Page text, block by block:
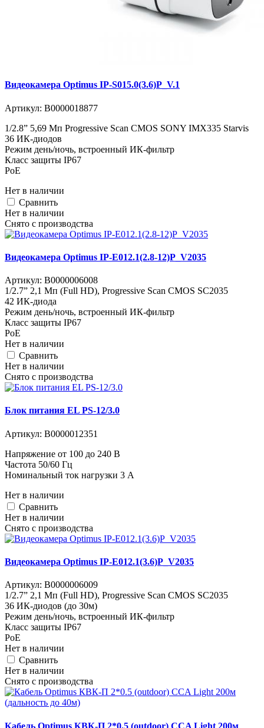
Видеокамера Optimus IP-S015.0(3.6)P_V.1
Артикул: В0000018877
1/2.8” 5,69 Мп Progressive Scan CMOS SONY IMX335 Starvis
36 ИК-диодов
Режим день/ночь, встроенный ИК-фильтр
Класс защиты IР67
PoE
Нет в наличии
Cравнить
Нет в наличии
Снято с производства
Видеокамера Optimus IP-E012.1(2.8-12)P_V2035
Артикул: В0000006008
1/2.7” 2,1 Мп (Full HD), Progressive Scan CMOS SC2035
42 ИК-диода
Режим день/ночь, встроенный ИК-фильтр
Класс защиты IР67
PoE
Нет в наличии
Cравнить
Нет в наличии
Снято с производства
Блок питания EL PS-12/3.0
Артикул: В0000012351
Напряжение от 100 до 240 В
Частота 50/60 Гц
Номинальный ток нагрузки 3 A
Нет в наличии
Cравнить
Нет в наличии
Снято с производства
Видеокамера Optimus IP-E012.1(3.6)P_V2035
Артикул: В0000006009
1/2.7” 2,1 Мп (Full HD), Progressive Scan CMOS SC2035
36 ИК-диодов (до 30м)
Режим день/ночь, встроенный ИК-фильтр
Класс защиты IР67
PoE
Нет в наличии
Cравнить
Нет в наличии
Снято с производства
Кабель Optimus КВК-П 2*0.5 (outdoor) CCA Light 200м